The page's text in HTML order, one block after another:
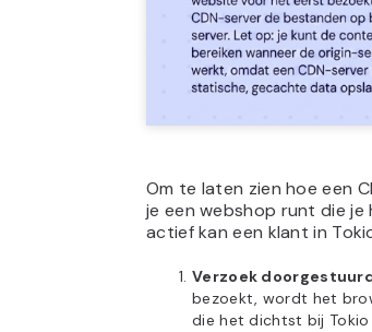
Om te laten zien hoe een
je een webshop runt die je
actief kan een klant in
Verzoek
bezoekt, wordt het
die het dichtst bij